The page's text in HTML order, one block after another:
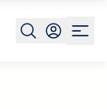
Sesto San